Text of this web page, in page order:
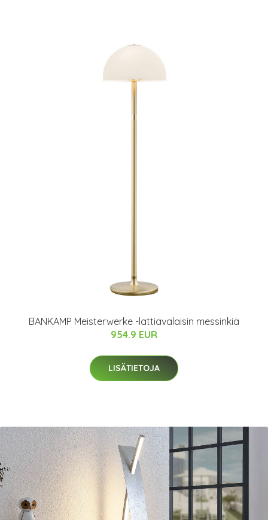
BANKAMP Meisterwerke -lattiavalaisin messinkiä
954.9 EUR
LISÄTIETOJA